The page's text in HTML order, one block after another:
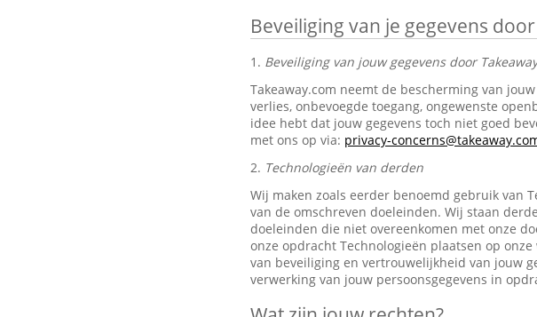
Beveiliging van je gegevens
1. Beveiliging van jouw gegevens door
Takeaway.com neemt de bescherming van
verlies, onbevoegde toegang, ongewenste
idee hebt dat jouw gegevens toch niet goed
met ons op via: privacy-
2. Technologieën van derden
Wij maken zoals eerder benoemd gebruik van
van de omschreven doeleinden. Wij staan
doeleinden die niet overeenkomen met onze
onze opdracht Technologieën plaatsen op
van beveiliging en vertrouwelijkheid van jouw
verwerking van jouw persoonsgegevens in